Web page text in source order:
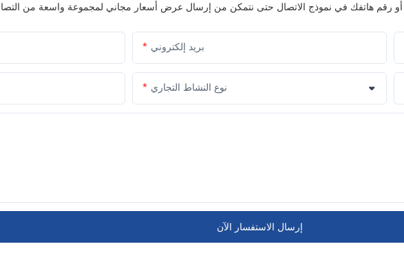
بريد إلكتروني
نوع النشاط التجاري
إرسال الاستفسار الآن